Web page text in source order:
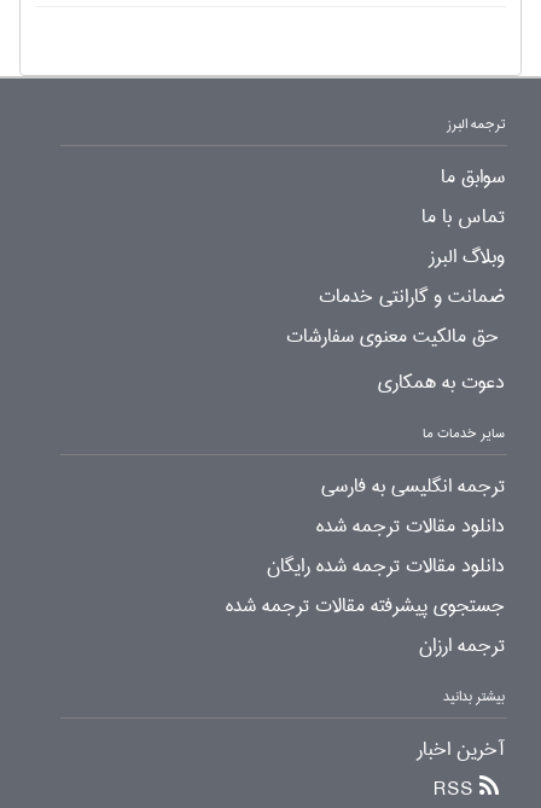
ترجمه البرز
سوابق ما
تماس با ما
وبلاگ البرز
ضمانت و گارانتی خدمات
حق مالکیت معنوی سفارشات
دعوت به همکاری
سایر خدمات ما
ترجمه انگلیسی به فارسی
دانلود مقالات ترجمه شده
دانلود مقالات ترجمه شده رایگان
جستجوی پیشرفته مقالات ترجمه شده
ترجمه ارزان
بیشتر بدانید
آخرین اخبار
RSS